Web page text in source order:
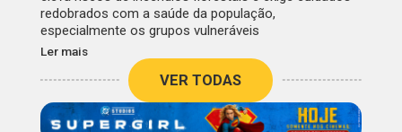
redobrados com a saúde da população,
especialmente os grupos vulneráveis
Ler mais
VER TODAS